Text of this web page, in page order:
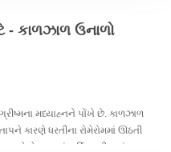
- કાળઝાળ ઉનાળો
મધ્યાહ્‍નને પોંખે છે. કાળઝાળ
કારણે ધરતીના રોમેરોમમાં ઊઠતી
છે કે સ્કૂલમાં વાર્ષિક પરીક્ષામાં